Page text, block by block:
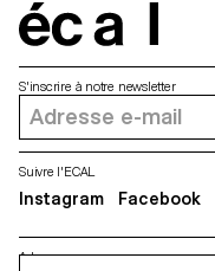
Adresse
S'inscrire à notre newsletter
Suivre l'ECAL
Instagram Facebook